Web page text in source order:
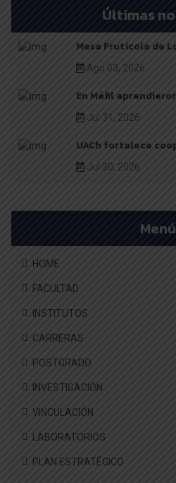
Últimas
Mesa Frutícola de
Ago 03, 2026
En Máfil
Jul 31, 2026
UACh fortalece
Jul 30, 2026
Menú
HOME
FACULTAD
INSTITUTOS
CARRERAS
POSTGRADO
INVESTIGACIÓN
VINCULACIÓN
LABORATORIOS
PLAN ESTRATÉGICO